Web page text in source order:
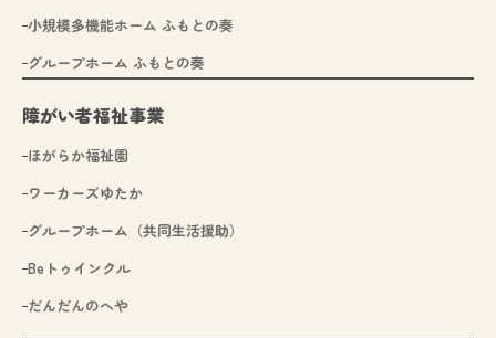
小規模多機能ホーム ふもとの奏
グループホーム ふもとの奏
障がい者福祉事業
ほがらか福祉園
ワーカーズゆたか
グループホーム（共同生活援助）
Beトゥインクル
だんだんのへや